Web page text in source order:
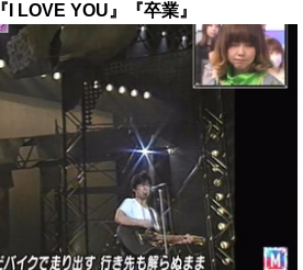
LOVE YOU』『卒業』